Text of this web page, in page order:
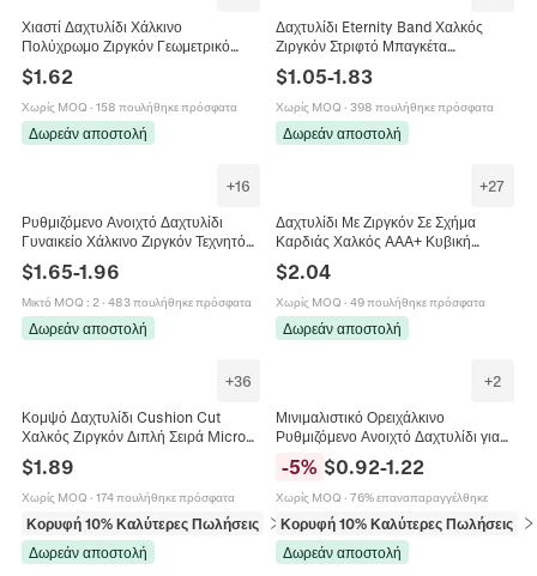
Χιαστί Δαχτυλίδι Χάλκινο
Πολύχρωμο Ζιργκόν Γεωμετρικό
Επιροδιωμένο
$1.62
Χωρίς MOQ · 158 πουλήθηκε πρόσφατα
Δωρεάν αποστολή
Δαχτυλίδι Eternity Band Χαλκός
Ζιργκόν Στριφτό Μπαγκέτα
Κόσμημα Μόδας Για Γυναίκες
$1.05-1.83
Χωρίς MOQ · 398 πουλήθηκε πρόσφατα
Δωρεάν αποστολή
+16
Ρυθμιζόμενο Ανοιχτό Δαχτυλίδι
Γυναικείο Χάλκινο Ζιργκόν Τεχνητό
Μαργαριτάρι Σχήμα V Σταυρωτό
Κοσμήματα
$1.65-1.96
Μικτό MOQ : 2· 483 πουλήθηκε πρόσφατα
Δωρεάν αποστολή
+27
Δαχτυλίδι Με Ζιργκόν Σε Σχήμα
Καρδιάς Χαλκός AAA+ Κυβική
Ζιρκονία Halo Pave Αρραβώνας
Γάμος Ρομαντικά Κοσμήματα
Γυναίκες
$2.04
Χωρίς MOQ · 49 πουλήθηκε πρόσφατα
Δωρεάν αποστολή
+36
Κομψό Δαχτυλίδι Cushion Cut
Χαλκός Ζιργκόν Διπλή Σειρά Micro
Set Γάμος Αρραβώνας Κοσμήματα
Για Γυναίκες
$1.89
Χωρίς MOQ · 174 πουλήθηκε πρόσφατα
Κορυφή 10% Καλύτερες Πωλήσεις
σε Δαχτυλίδια
Δωρεάν αποστολή
+2
Μινιμαλιστικό Ορειχάλκινο
Ρυθμιζόμενο Ανοιχτό Δαχτυλίδι για
Γυναίκες Σχέδιο Ήλιος Φεγγάρι
Αστέρι Χρυσό Ασημί Πέτρα Μάτι
Γάτας
-5% $0.92-1.22
Χωρίς MOQ · 76% επαναπαραγγέλθηκε
Κορυφή 10% Καλύτερες Πωλήσεις
Δωρεάν αποστολή